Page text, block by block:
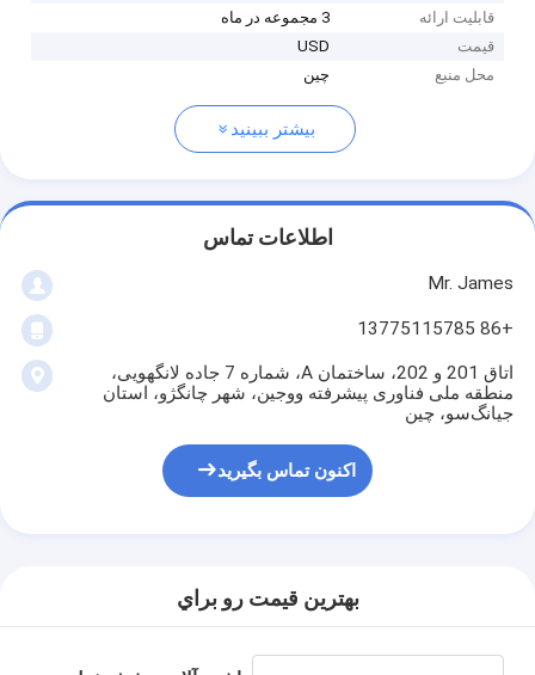
قابلیت ارائه
3 مجموعه در ماه
قیمت
USD
محل منبع
چین
بیشتر ببینید
اطلاعات تماس
Mr. James
+86 13775115785
اتاق 201 و 202، ساختمان A، شماره 7 جاده لانگهویی،
منطقه ملی فناوری پیشرفته ووجین، شهر چانگژو، استان
جیانگ‌سو، چین
اکنون تماس بگیرید
بهترين قيمت رو براي